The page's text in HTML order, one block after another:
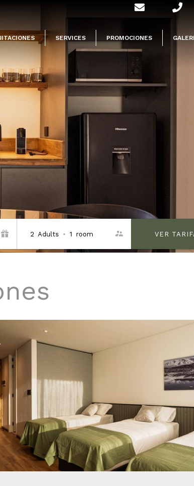
SERVICES PROMOCIONES
2 Adults • 1 room VER